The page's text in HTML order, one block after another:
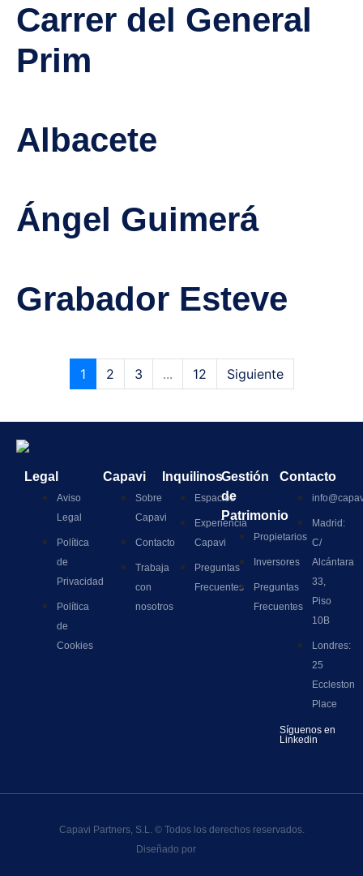
Carrer del General
Prim
Albacete
Ángel Guimerá
Grabador Esteve
1 2 3 ... 12 Siguiente
Legal
Aviso
Legal
Política
de
Privacidad
Política
de
Cookies
Capavi
Sobre
Capavi
Contacto
Trabaja
con
nosotros
Inquilinos
Espacios
Experiencia
Capavi
Preguntas
Frecuentes
Gestión
de
Patrimonio
Propietarios
Inversores
Preguntas
Frecuentes
Contacto
Madrid:
C/
Alcántara
33,
Piso
10B
Londres:
25
Eccleston
Place
Síguenos en
Linkedin
Capavi Partners, S.L. © Todos los derechos reservados.
Diseñado por